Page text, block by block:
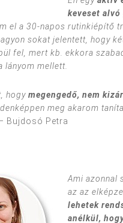
keveset alvó
el a 30-napos rutinkiépítő
sokat jelentett, hogy
fel, mert kb. ekkora
lányom mellett.
hogy megengedő, nem
meg akarom
Bujdosó Petra
Ami azonnal
az az
lehetek
anélkül,